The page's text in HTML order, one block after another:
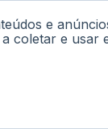
e
coletar e usar
Falar